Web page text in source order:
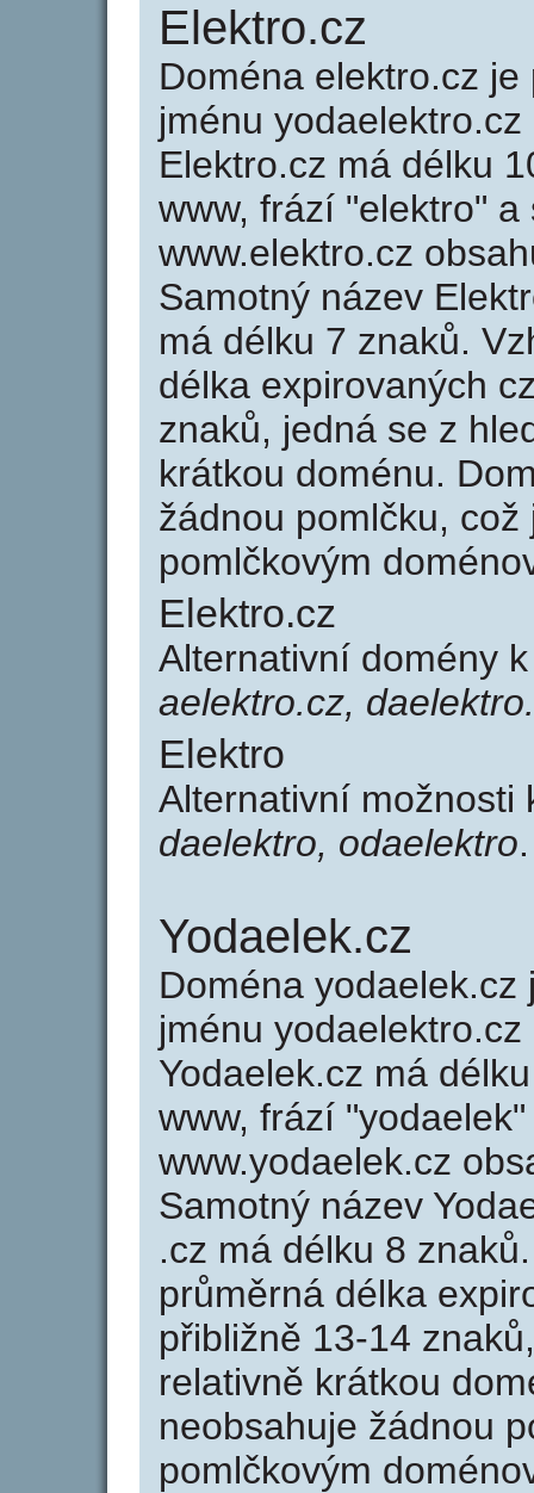
Elektro.cz
Doména elektro.cz
jménu
Elektro.cz má délku
www, frází "elektro"
www.elektro.cz
Samotný název
má délku 7 znaků.
délka expirovaných
znaků, jedná se z
krátkou doménu.
žádnou pomlčku,
pomlčkovým
Elektro.cz
Alternativní domény
aelektro.cz,
Elektro
Alternativní
daelektro, odaelektro.
Yodaelek.cz
Doména
jménu
Yodaelek.cz má
www, frází
www.yodaelek.cz
Samotný název
.cz má délku 8
průměrná délka
přibližně 13-14
relativně krátkou
neobsahuje žádnou
pomlčkovým